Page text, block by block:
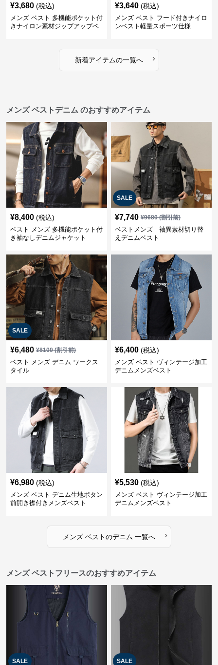
¥3,680 (税込)
メンズ ベスト 多機能ポケット付
きナイロン素材ジップアップベ
¥3,640 (税込)
メンズ ベスト フード付きナイロ
ンベスト軽量スポーツ仕様
新着アイテムの一覧へ ›
メンズ ベストデニム のおすすめアイテム
¥8,400 (税込)
ベスト メンズ 多機能ポケット付
き袖なしデニムジャケット
SALE
¥7,740 ¥9680(割引前)
ベストメンズ 袖異素材切り替
えデニムベスト
SALE
¥6,480 ¥8100(割引前)
ベスト メンズ デニム ワークス
タイル
¥6,400 (税込)
メンズ ベスト ヴィンテージ加工
デニムメンズベスト
¥6,980 (税込)
メンズ ベスト デニム生地ボタン
前開き襟付きメンズベスト
¥5,530 (税込)
メンズ ベスト ヴィンテージ加工
デニムメンズベスト
メンズ ベストのデニム 一覧へ ›
メンズ ベストフリースのおすすめアイテム
SALE SALE